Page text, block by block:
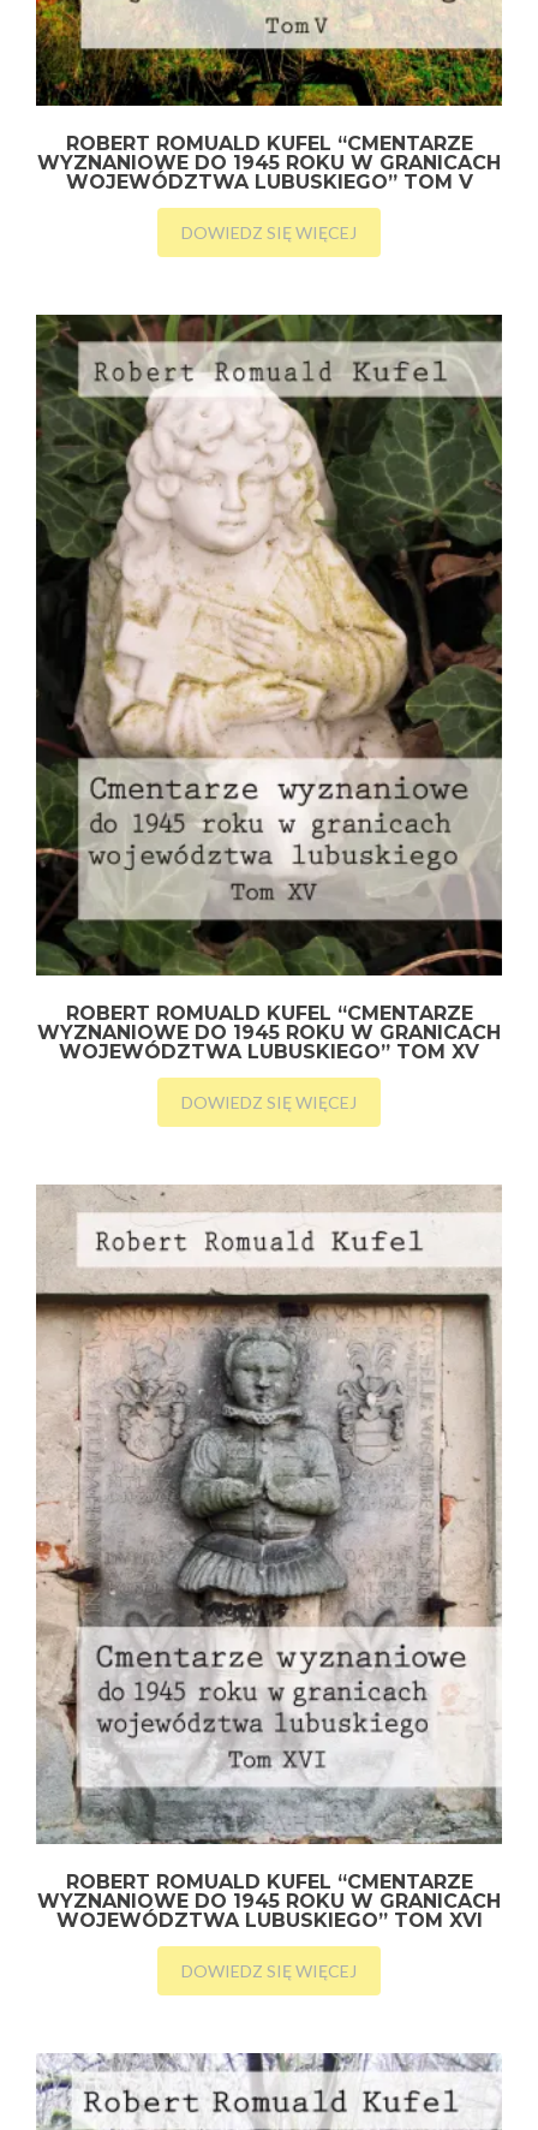
ROBERT ROMUALD KUFEL “CMENTARZE
WYZNANIOWE DO 1945 ROKU W GRANICACH
WOJEWÓDZTWA LUBUSKIEGO” TOM V
DOWIEDZ SIĘ WIĘCEJ
ROBERT ROMUALD KUFEL “CMENTARZE
WYZNANIOWE DO 1945 ROKU W GRANICACH
WOJEWÓDZTWA LUBUSKIEGO” TOM XV
DOWIEDZ SIĘ WIĘCEJ
ROBERT ROMUALD KUFEL “CMENTARZE
WYZNANIOWE DO 1945 ROKU W GRANICACH
WOJEWÓDZTWA LUBUSKIEGO” TOM XVI
DOWIEDZ SIĘ WIĘCEJ